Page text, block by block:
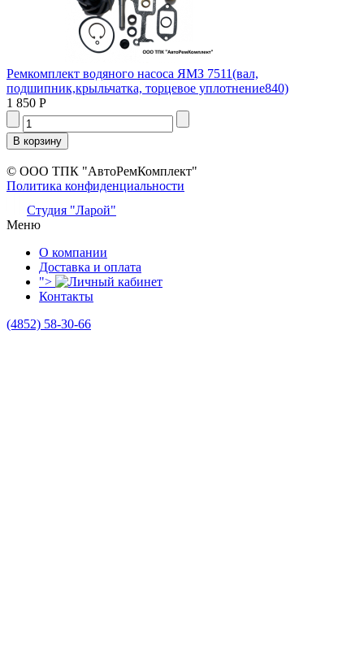
Ремкомплект водяного насоса ЯМЗ 7511(вал,
подшипник,крыльчатка, торцевое уплотнение840)
1 850 Р
© ООО ТПК "АвтоРемКомплект"
Политика конфиденциальности
Студия "Ларой"
Меню
О компании
Доставка и оплата
">
Контакты
(4852) 58-30-66